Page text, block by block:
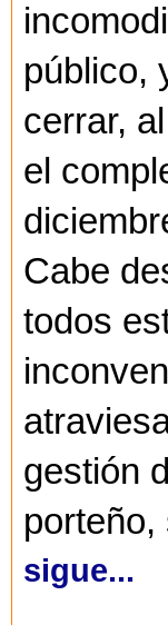
público,
cerrar,
el
Cabe
todos
gestión
porteño,
sigue...